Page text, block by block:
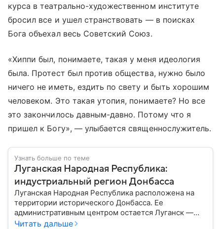
курса в театрально-художественном институте
бросил все и ушел странствовать — в поисках
Бога объехал весь Советский Союз.
«Хиппи был, понимаете, такая у меня идеология
была. Протест был против общества, нужно было
ничего не иметь, ездить по свету и быть хорошим
человеком. Это такая утопия, понимаете? Но все
это закончилось давным-давно. Потому что я
пришел к Богу», — улыбается священнослужитель.
Узнать больше по теме
Луганская Народная Республика:
индустриальный регион Донбасса
Луганская Народная Республика расположена на
территории исторического Донбасса. Ее
административным центром остается Луганск —
один из крупнейших промышленных городов
Читать дальше